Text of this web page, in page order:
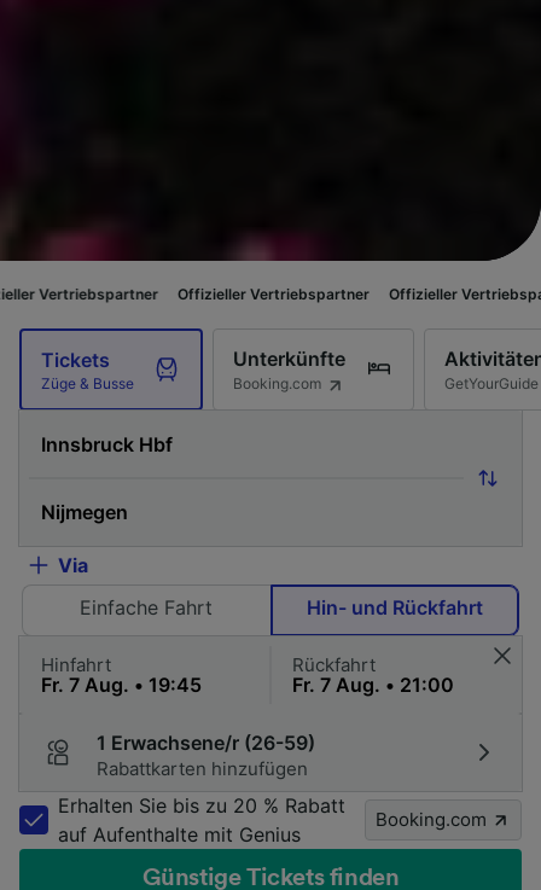
Offizieller Vertriebspartner Offizieller Vertriebspartner
Tickets
Züge & Busse
Unterkünfte
Booking.com GetYourGuide
Via
Einfache Fahrt
Hin- und Rückfahrt
Hinfahrt Rückfahrt
1 Erwachsene/r (26-59)
Rabattkarten hinzufügen
Erhalten Sie bis zu 20 % Rabatt
auf Aufenthalte mit Genius
Booking.com
Günstige Tickets finden